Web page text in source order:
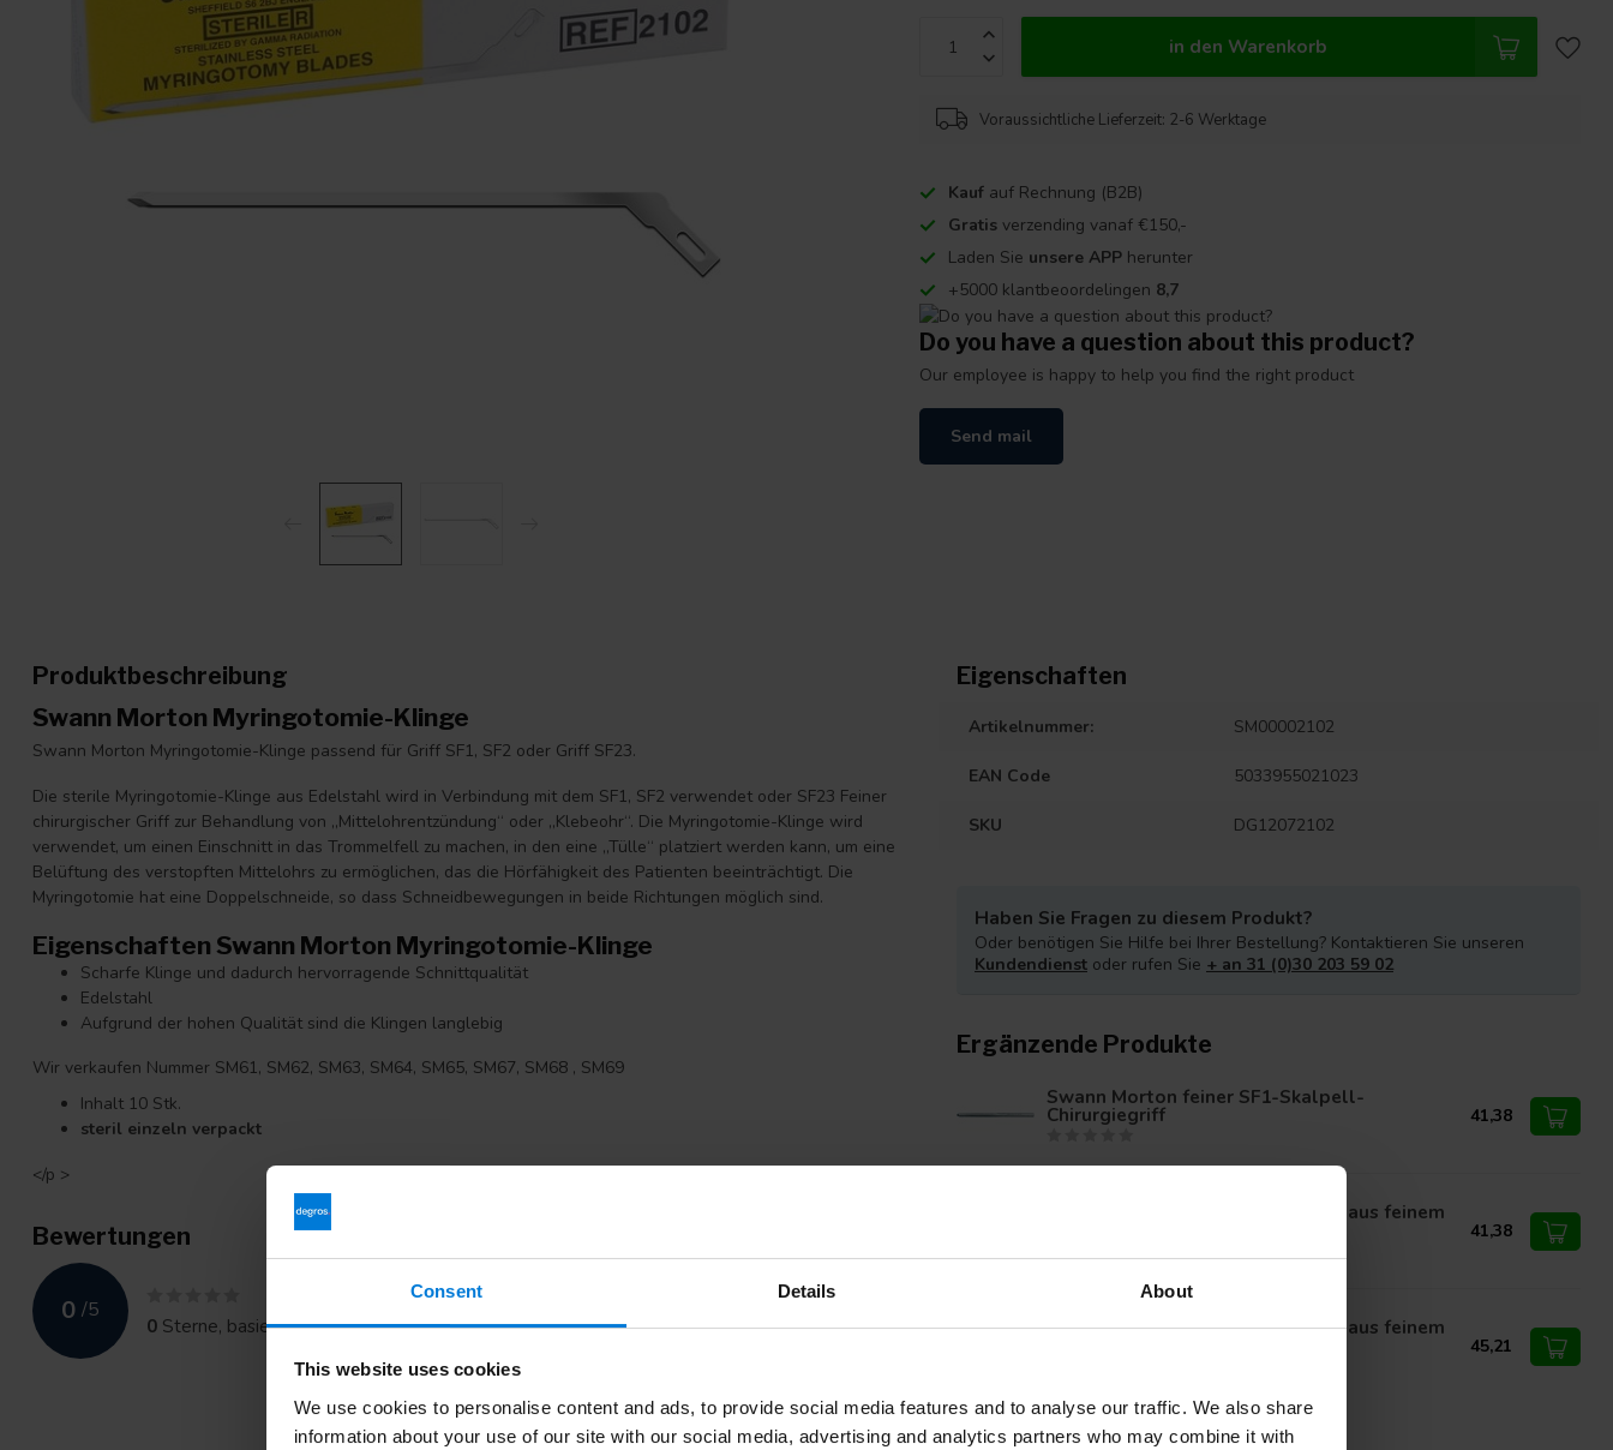
Consent Details About
This website uses cookies
We use cookies to personalise content and ads, to provide social media features and to analyse our traffic. We also share
information about your use of our site with our social media, advertising and analytics partners who may combine it with
in den Warenkorb
Voraussichtliche Lieferzeit: 2-6 Werktage
Kauf auf Rechnung (B2B)
Gratis verzending vanaf €150,-
Laden Sie unsere APP herunter
+5000 klantbeoordelingen 8,7
Do you have a question about this product?
Our employee is happy to help you find the right product
Send mail
Produktbeschreibung
Swann Morton Myringotomie-Klinge
Swann Morton Myringotomie-Klinge passend für Griff SF1, SF2 oder Griff SF23.
Die sterile Myringotomie-Klinge aus Edelstahl wird in Verbindung mit dem SF1, SF2 verwendet oder SF23 Feiner
chirurgischer Griff zur Behandlung von „Mittelohrentzündung“ oder „Klebeohr“. Die Myringotomie-Klinge wird
verwendet, um einen Einschnitt in das Trommelfell zu machen, in den eine „Tülle“ platziert werden kann, um eine
Belüftung des verstopften Mittelohrs zu ermöglichen, das die Hörfähigkeit des Patienten beeinträchtigt. Die
Myringotomie hat eine Doppelschneide, so dass Schneidbewegungen in beide Richtungen möglich sind.
Eigenschaften Swann Morton Myringotomie-Klinge
Scharfe Klinge und dadurch hervorragende Schnittqualität
Edelstahl
Aufgrund der hohen Qualität sind die Klingen langlebig
Wir verkaufen Nummer SM61, SM62, SM63, SM64, SM65, SM67, SM68 , SM69
Inhalt 10 Stk.
steril einzeln verpackt
</p >
Bewertungen
0 /5
0 Sterne, basierend auf0Bewertungen
Eigenschaften
Artikelnummer: SM00002102
EAN Code 5033955021023
SKU DG12072102
Haben Sie Fragen zu diesem Produkt?
Oder benötigen Sie Hilfe bei Ihrer Bestellung? Kontaktieren Sie unseren
Kundendienst oder rufen Sie + an 31 (0)30 203 59 02
Ergänzende Produkte
Swann Morton feiner SF1-Skalpell-
Chirurgiegriff 41,38
Swann Morton chirurgischer Griff aus feinem
41,38
Swann Morton chirurgischer Griff aus feinem
45,21